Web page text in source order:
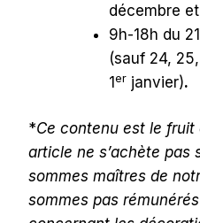
décembre
9h-18h du
(sauf 24,
1er janvier).
*Ce contenu est le fruit
article ne s’achète pas
sommes maîtres de
sommes pas